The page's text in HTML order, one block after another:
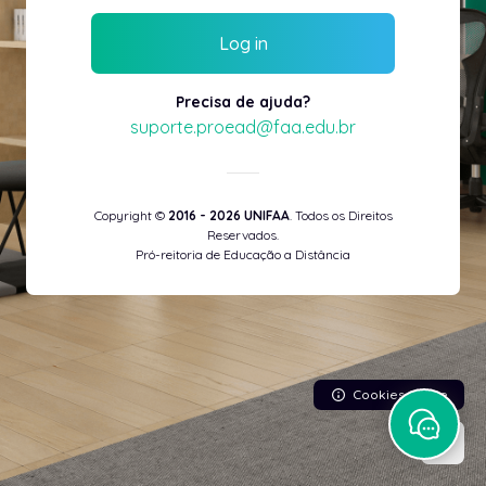
Log in
Precisa de ajuda?
suporte.proead@faa.edu.br
Copyright © 2016 - 2026 UNIFAA. Todos os Direitos
Reservados.
Pró-reitoria de Educação a Distância
Cookies notice